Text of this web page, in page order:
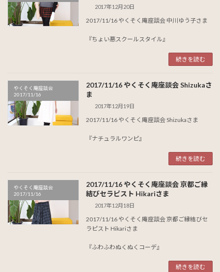
2017年12月20日
2017/11/16 やくそく庵座談会 中川ゆう子さま
『ちょい悪スクールスタイル』
続きを読む
やくそく庵座談会
2017/11/16
2017/11/16 やくそく庵座談会 Shizukaさ
ま
2017年12月19日
2017/11/16 やくそく庵座談会 Shizukaさま
『ナチュラルワンピ』
続きを読む
やくそく庵座談会
2017/11/16
2017/11/16 やくそく庵座談会 京都ご縁
結びセラピスト Hikariさま
2017年12月18日
2017/11/16 やくそく庵座談会 京都ご縁結びセ
ラピスト Hikariさま
『ふわふわぬくぬくコーデ』
続きを読む